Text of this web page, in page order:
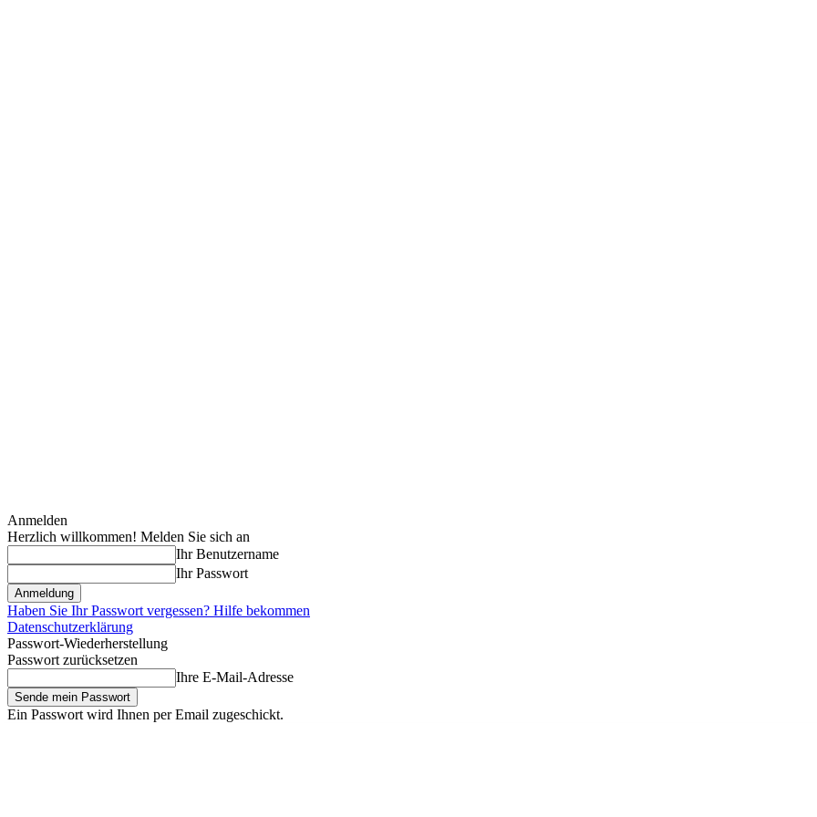
Anmelden
Herzlich willkommen! Melden Sie sich an
Ihr Benutzername
Ihr Passwort
Haben Sie Ihr Passwort vergessen? Hilfe bekommen
Datenschutzerklärung
Passwort-Wiederherstellung
Passwort zurücksetzen
Ihre E-Mail-Adresse
Ein Passwort wird Ihnen per Email zugeschickt.